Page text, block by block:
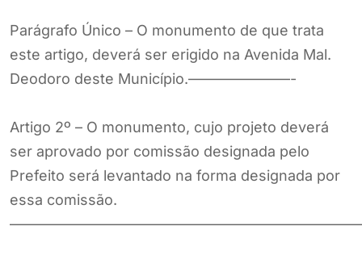
Parágrafo Único – O monumento de que trata
este artigo, deverá ser erigido na Avenida Mal.
Deodoro deste Município.———————-
Artigo 2º – O monumento, cujo projeto deverá
ser aprovado por comissão designada pelo
Prefeito será levantado na forma designada por
essa comissão.